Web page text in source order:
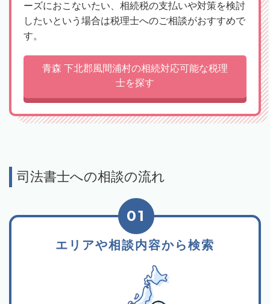
ーズにおこないたい、相続税の支払いや対策を検討
したいという場合は税理士へのご相談がおすすめで
す。
青森 下北郡風間浦村の相続対応可能な税理
士を探す
司法書士への相談の流れ
エリアや相談内容から検索
01